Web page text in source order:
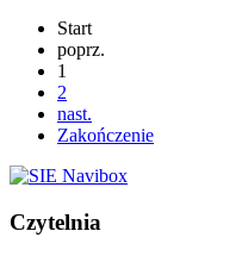
Start
poprz.
1
2
nast.
Zakończenie
Czytelnia